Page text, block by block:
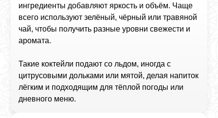
ингредиенты добавляют яркость и объём. Чаще
всего используют зелёный, чёрный или травяной
чай, чтобы получить разные уровни свежести и
аромата.
Такие коктейли подают со льдом, иногда с
цитрусовыми дольками или мятой, делая напиток
лёгким и подходящим для тёплой погоды или
дневного меню.